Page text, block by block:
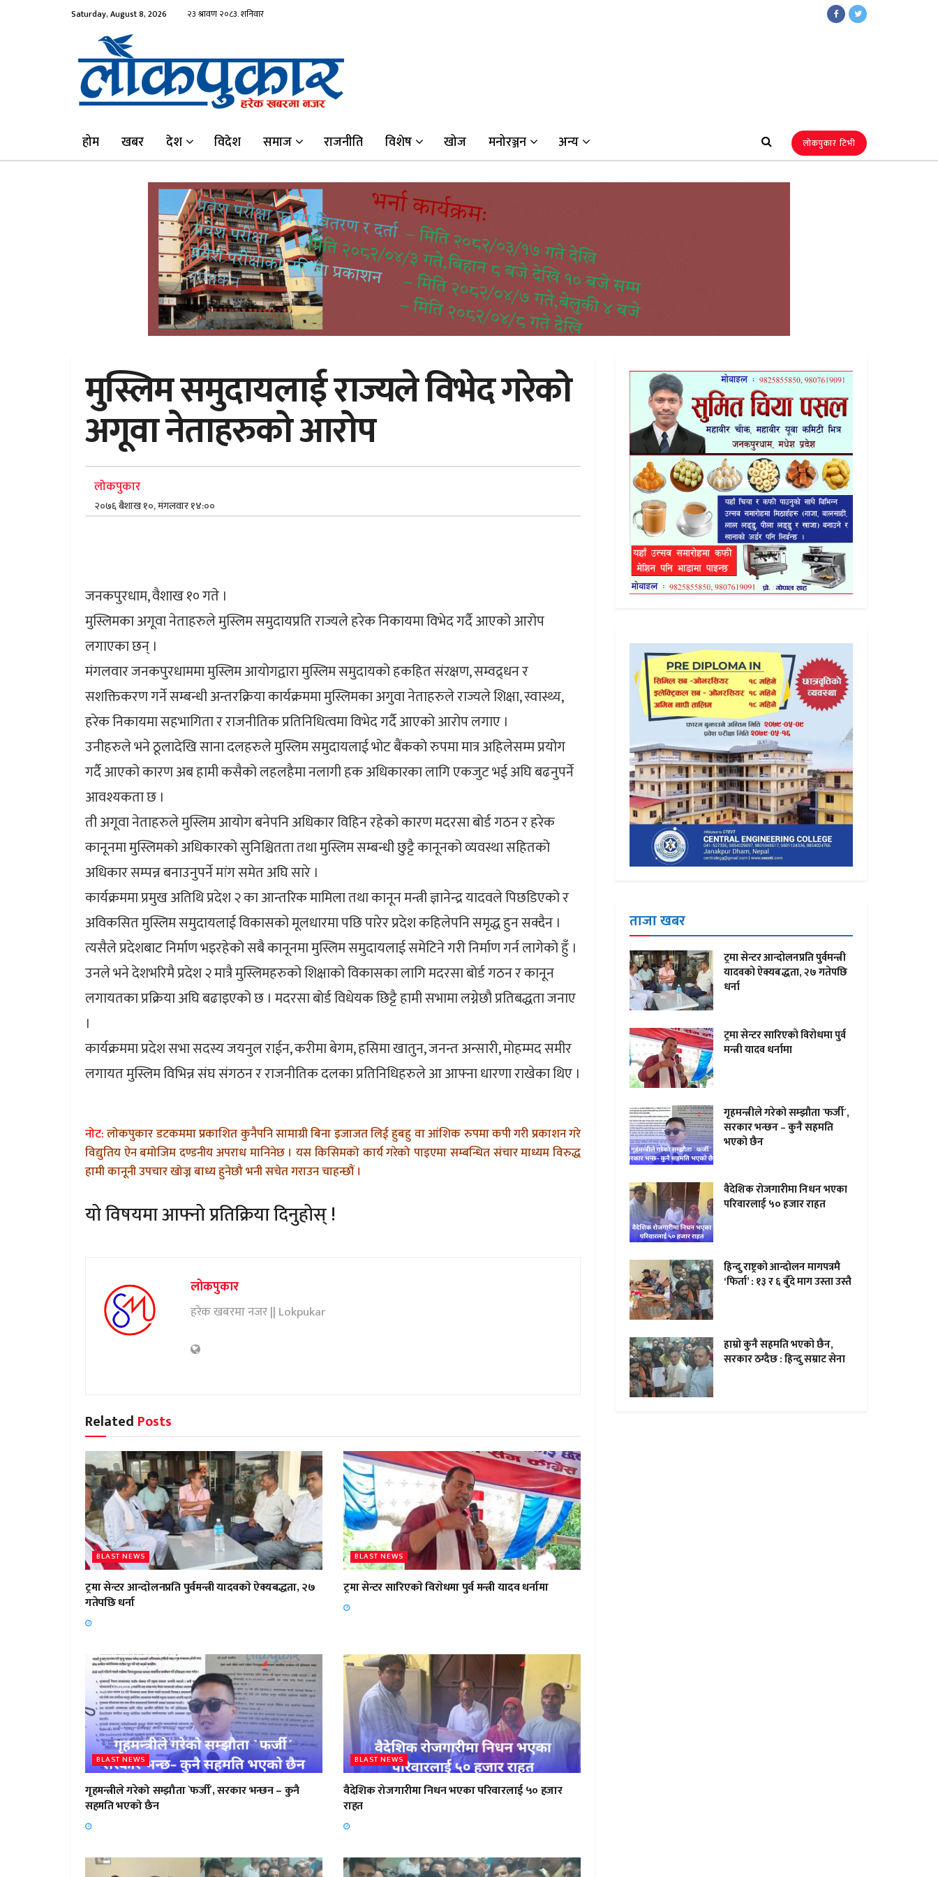
Saturday, August 8, 2026
होम खबर देश विदेश समाज राजनीति विशेष खोज मनोरञ्जन अन्य लोकपुकार टिभी
मुस्लिम समुदायलाई राज्यले विभेद गरेको
अगूवा नेताहरुको आरोप
लोकपुकार
२०७६ बैशाख १०, मंगलवार १४:००
जनकपुरधाम, वैशाख १० गते ।
मुस्लिमका अगूवा नेताहरुले मुस्लिम समुदायप्रति राज्यले हरेक निकायमा विभेद गर्दै आएको आरोप
लगाएका छन् ।
मंगलवार जनकपुरधाममा मुस्लिम आयोगद्वारा मुस्लिम समुदायको हकहित संरक्षण, सम्वद्र्धन र
सशक्तिकरण गर्ने सम्बन्धी अन्तरक्रिया कार्यक्रममा मुस्लिमका अगुवा नेताहरुले राज्यले शिक्षा, स्वास्थ्य,
हरेक निकायमा सहभागिता र राजनीतिक प्रतिनिधित्वमा विभेद गर्दै आएको आरोप लगाए ।
उनीहरुले भने ठूलादेखि साना दलहरुले मुस्लिम समुदायलाई भोट बैंकको रुपमा मात्र अहिलेसम्म प्रयोग
गर्दै आएको कारण अब हामी कसैको लहलहैमा नलागी हक अधिकारका लागि एकजुट भई अघि बढनुपर्ने
आवश्यकता छ ।
ती अगूवा नेताहरुले मुस्लिम आयोग बनेपनि अधिकार विहिन रहेको कारण मदरसा बोर्ड गठन र हरेक
कानूनमा मुस्लिमको अधिकारको सुनिश्चितता तथा मुस्लिम सम्बन्धी छुट्टै कानूनको व्यवस्था सहितको
अधिकार सम्पन्न बनाउनुपर्ने मांग समेत अघि सारे ।
कार्यक्रममा प्रमुख अतिथि प्रदेश २ का आन्तरिक मामिला तथा कानून मन्त्री ज्ञानेन्द्र यादवले पिछडिएको र
अविकसित मुस्लिम समुदायलाई विकासको मूलधारमा पछि पारेर प्रदेश कहिलेपनि समृद्ध हुन सक्दैन ।
त्यसैले प्रदेशबाट निर्माण भइरहेको सबै कानूनमा मुस्लिम समुदायलाई समेटिने गरी निर्माण गर्न लागेको हुँ ।
उनले भने देशभरिमै प्रदेश २ मात्रै मुस्लिमहरुको शिक्षाको विकासका लागि मदरसा बोर्ड गठन र कानून
लगायतका प्रक्रिया अघि बढाइएको छ । मदरसा बोर्ड विधेयक छिट्टै हामी सभामा लग्नेछौ प्रतिबद्धता जनाए
।
कार्यक्रममा प्रदेश सभा सदस्य जयनुल राईन, करीमा बेगम, हसिमा खातुन, जनन्त अन्सारी, मोहम्मद समीर
लगायत मुस्लिम विभिन्न संघ संगठन र राजनीतिक दलका प्रतिनिधिहरुले आ आफ्ना धारणा राखेका थिए ।
नोट:लोकपुकार डटकममा प्रकाशित कुनैपनि सामाग्री बिना इजाजत लिई हुबहु वा आंशिक रुपमा कपी गरी प्रकाशन गरे
विद्युतिय ऐन बमोजिम दण्डनीय अपराध मानिनेछ । यस किसिमको कार्य गरेको पाइएमा सम्बन्धित संचार माध्यम विरुद्ध
हामी कानूनी उपचार खोज्न बाध्य हुनेछौ भनी सचेत गराउन चाहन्छौं ।
यो विषयमा आफ्नो प्रतिक्रिया दिनुहोस् !
लोकपुकार
हरेक खबरमा नजर || Lokpukar
Related Posts
BLAST NEWS
ट्रमा सेन्टर आन्दाेलनप्रति पुर्वमन्त्री यादवकाे ऐक्यबद्धता, २७
गतेपछि धर्ना
BLAST NEWS
ट्रमा सेन्टर सारिएकाे विराेधमा पुर्व मन्त्री यादव धर्नामा
BLAST NEWS
गृहमन्त्रीले गरेको सम्झौता `फर्जी´, सरकार भन्छन – कुनै
सहमति भएको छैन
BLAST NEWS
वैदेशिक रोजगारीमा निधन भएका परिवारलाई ५० हजार
राहत
ताजा खबर
ट्रमा सेन्टर आन्दाेलनप्रति पुर्वमन्त्री
यादवकाे ऐक्यबद्धता, २७ गतेपछि
धर्ना
ट्रमा सेन्टर सारिएकाे विराेधमा पुर्व
मन्त्री यादव धर्नामा
गृहमन्त्रीले गरेको सम्झौता `फर्जी´,
सरकार भन्छन – कुनै सहमति
भएको छैन
वैदेशिक रोजगारीमा निधन भएका
परिवारलाई ५० हजार राहत
हिन्दु राष्ट्रको आन्दोलन मागपत्रमै
‘फिर्ता’ : १३ र ६ बुँदे माग उस्ता उस्तै
हाम्राे कुनै सहमति भएकाे छैन,
सरकार ठग्दैछ : हिन्दु सम्राट सेना